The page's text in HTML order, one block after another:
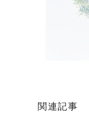
関連記事